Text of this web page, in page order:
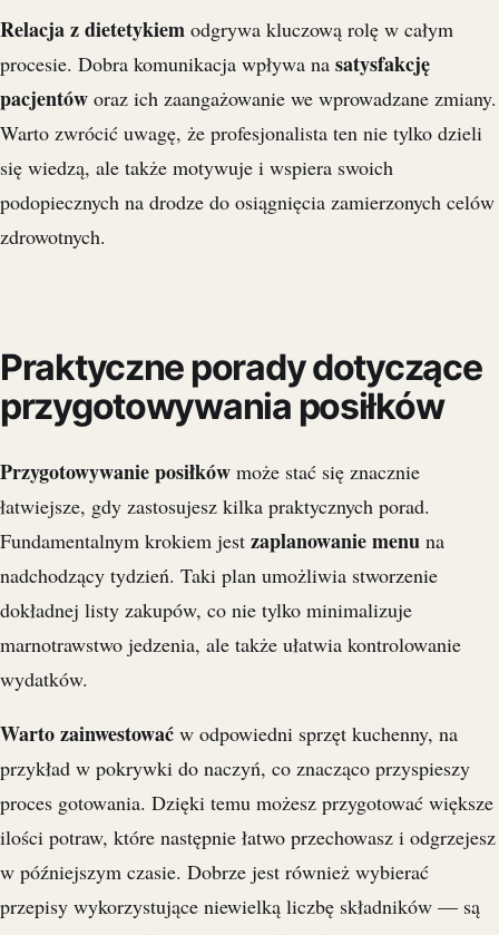
Relacja z dietetykiem odgrywa kluczową rolę w całym
procesie. Dobra komunikacja wpływa na satysfakcję
pacjentów oraz ich zaangażowanie we wprowadzane zmiany.
Warto zwrócić uwagę, że profesjonalista ten nie tylko dzieli
się wiedzą, ale także motywuje i wspiera swoich
podopiecznych na drodze do osiągnięcia zamierzonych celów
zdrowotnych.
Praktyczne porady dotyczące
przygotowywania posiłków
Przygotowywanie posiłków może stać się znacznie
łatwiejsze, gdy zastosujesz kilka praktycznych porad.
Fundamentalnym krokiem jest zaplanowanie menu na
nadchodzący tydzień. Taki plan umożliwia stworzenie
dokładnej listy zakupów, co nie tylko minimalizuje
marnotrawstwo jedzenia, ale także ułatwia kontrolowanie
wydatków.
Warto zainwestować w odpowiedni sprzęt kuchenny, na
przykład w pokrywki do naczyń, co znacząco przyspieszy
proces gotowania. Dzięki temu możesz przygotować większe
ilości potraw, które następnie łatwo przechowasz i odgrzejesz
w późniejszym czasie. Dobrze jest również wybierać
przepisy wykorzystujące niewielką liczbę składników — są